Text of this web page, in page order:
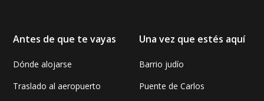
Antes de que te vayas
Dónde alojarse
Traslado al aeropuerto
Una vez que estés aquí
Barrio judío
Puente de Carlos